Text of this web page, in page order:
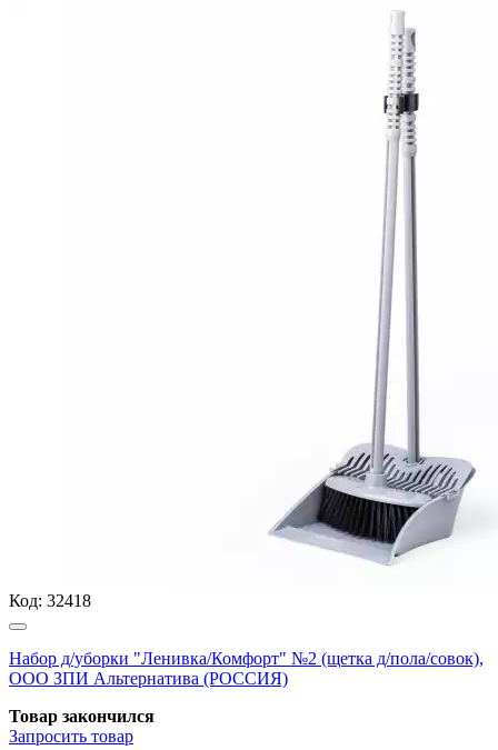
Код: 32418
Набор д/уборки "Ленивка/Комфорт" №2 (щетка д/пола/совок),
ООО ЗПИ Альтернатива (РОССИЯ)
Товар закончился
Запросить товар